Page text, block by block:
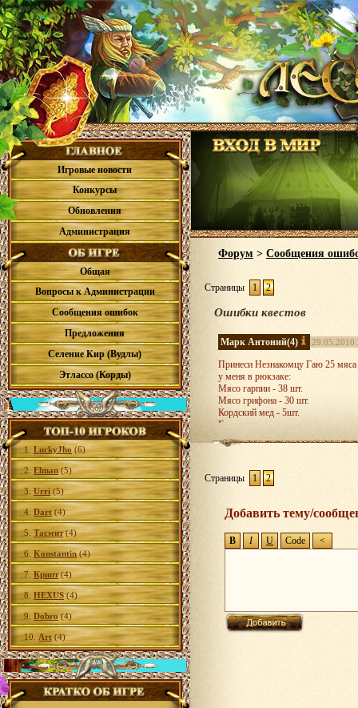
Игровые новости
Конкурсы
Обновления
Администрация
Общая
Вопросы к Администрации
Сообщения ошибок
Предложения
Селение Кир (Вудлы)
Этлассо (Корды)
1. LuckyJho (6)
2. Elman(5)
3. Urri (5)
4. Dart (4)
5. Тасмит(4)
6. Konstantin(4)
7. Крипт(4)
8. HEXUS(4)
9. Dobro(4)
10. Art (4)
Форум > Сообщения
Страницы 1 2
Ошибки квестов
Марк Антоний(4) 29.05.2010
Принеси Незнакомцу Гаю 25
у меня в рюкзаке:
Мясо гарпии - 38 шт.
Мясо грифона - 30 шт.
Кордский мед - 5шт.
Если у меня задания не
Страницы 1 2
Добавить тему/